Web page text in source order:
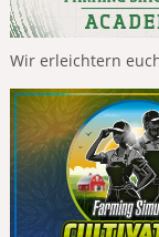
Wir erleichtern